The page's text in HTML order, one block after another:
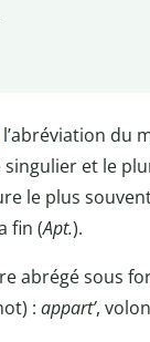
l’abréviation du
et le
le plus
fin (Apt.).
abrégé sous
: appart’,